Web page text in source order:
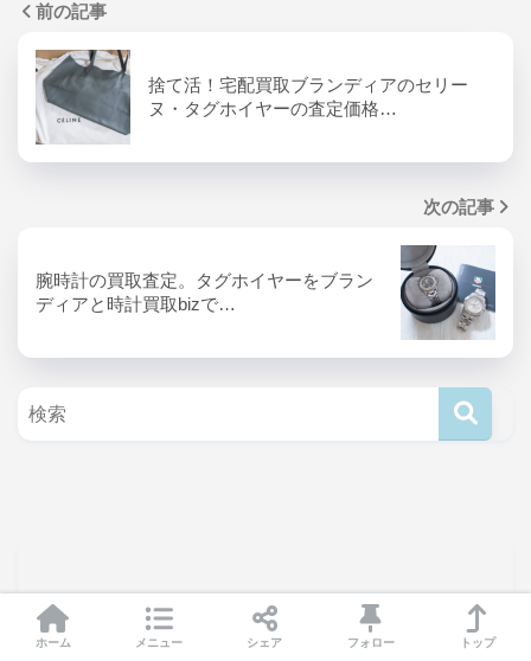
前の記事
捨て活！宅配買取ブランディアのセリー
ヌ・タグホイヤーの査定価格…
次の記事
腕時計の買取査定。タグホイヤーをブラン
ディアと時計買取bizで…
スポンサーリンク
ホーム メニュー シェア フォロー トップ